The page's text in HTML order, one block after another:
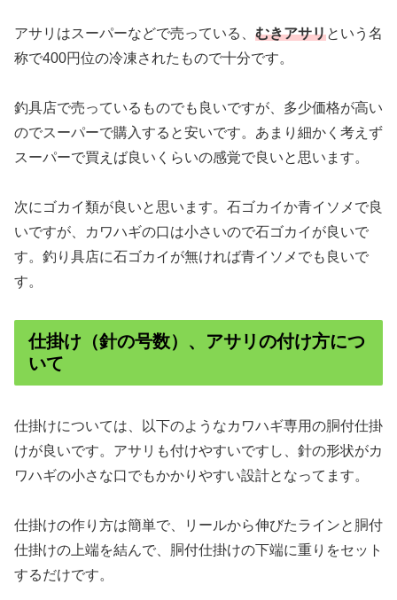
アサリはスーパーなどで売っている、 むきアサリという名
称で400円位の冷凍されたもので十分です。
釣具店で売っているものでも良いですが、多少価格が高い
のでスーパーで購入すると安いです。あまり細かく考えず
スーパーで買えば良いくらいの感覚で良いと思います。
次にゴカイ類が良いと思います。石ゴカイか青イソメで良
いですが、カワハギの口は小さいので石ゴカイが良いで
す。釣り具店に石ゴカイが無ければ青イソメでも良いで
す。
仕掛け（針の号数）、アサリの付け方につ
いて
仕掛けについては、以下のようなカワハギ専用の胴付仕掛
けが良いです。アサリも付けやすいですし、針の形状がカ
ワハギの小さな口でもかかりやすい設計となってます。
仕掛けの作り方は簡単で、リールから伸びたラインと胴付
仕掛けの上端を結んで、胴付仕掛けの下端に重りをセット
するだけです。